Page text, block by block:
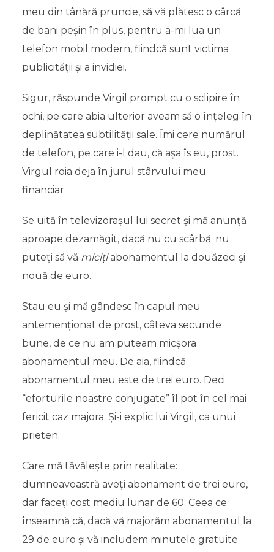
meu din tânără pruncie, să vă plătesc o cârcă
de bani peșin în plus, pentru a-mi lua un
telefon mobil modern, fiindcă sunt victima
publicității și a invidiei.
Sigur, răspunde Virgil prompt cu o sclipire în
ochi, pe care abia ulterior aveam să o înțeleg în
deplinătatea subtilității sale. Îmi cere numărul
de telefon, pe care i-l dau, că așa îs eu, prost.
Virgul roia deja în jurul stârvului meu
financiar.
Se uită în televizorașul lui secret și mă anunță
aproape dezamăgit, dacă nu cu scârbă: nu
puteți să vă micițiabonamentul la douăzeci și
nouă de euro.
Stau eu și mă gândesc în capul meu
antemenționat de prost, câteva secunde
bune, de ce nu am puteam micșora
abonamentul meu. De aia, fiindcă
abonamentul meu este de trei euro. Deci
“eforturile noastre conjugate” îl pot în cel mai
fericit caz majora. Și-i explic lui Virgil, ca unui
prieten.
Care mă tăvălește prin realitate:
dumneavoastră aveți abonament de trei euro,
dar faceți cost mediu lunar de 60. Ceea ce
înseamnă că, dacă vă majorăm abonamentul la
29 de euro și vă includem minutele gratuite